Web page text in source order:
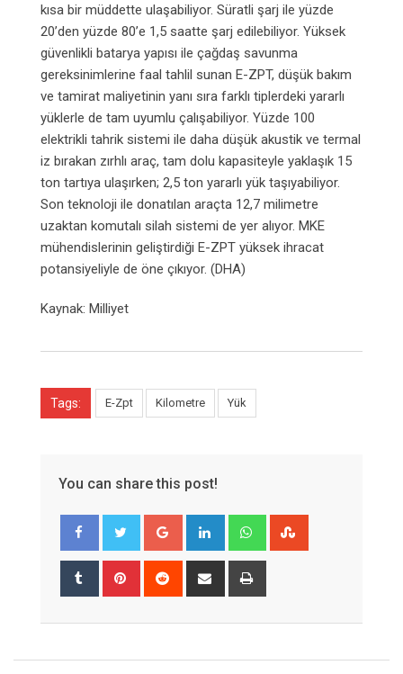
kısa bir müddette ulaşabiliyor. Süratli şarj ile yüzde
20’den yüzde 80’e 1,5 saatte şarj edilebiliyor. Yüksek
güvenlikli batarya yapısı ile çağdaş savunma
gereksinimlerine faal tahlil sunan E-ZPT, düşük bakım
ve tamirat maliyetinin yanı sıra farklı tiplerdeki yararlı
yüklerle de tam uyumlu çalışabiliyor. Yüzde 100
elektrikli tahrik sistemi ile daha düşük akustik ve termal
iz bırakan zırhlı araç, tam dolu kapasiteyle yaklaşık 15
ton tartıya ulaşırken; 2,5 ton yararlı yük taşıyabiliyor.
Son teknoloji ile donatılan araçta 12,7 milimetre
uzaktan komutalı silah sistemi de yer alıyor. MKE
mühendislerinin geliştirdiği E-ZPT yüksek ihracat
potansiyeliyle de öne çıkıyor. (DHA)
Kaynak: Milliyet
Tags: E-Zpt Kilometre Yük
You can share this post!
Google+ LinkedIn Whatsapp
Tumblr Pinterest Reddit
Share